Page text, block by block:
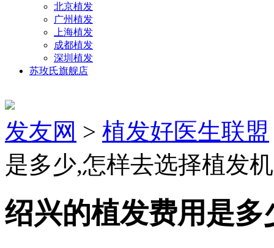
北京植发
广州植发
上海植发
成都植发
深圳植发
苏玫氏旗舰店
发友网 > 植发好医生联盟
是多少,怎样去选择植发机
绍兴的植发费用是